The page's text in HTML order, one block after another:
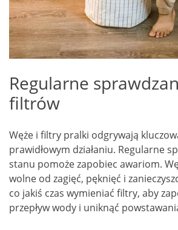
Regularne
filtrów
Węże i filtry pralki odgrywają
prawidłowym działaniu. Regularne
stanu pomoże zapobiec awariom.
wolne od zagięć, pęknięć i
co jakiś czas wymieniać filtry, aby
przepływ wody i uniknąć